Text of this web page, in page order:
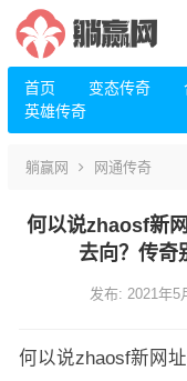
首页 变态传奇
英雄传奇
躺赢网 网通传奇
何以说zhaosf新
去向？传奇
发布: 2021年5
何以说zhaosf新网